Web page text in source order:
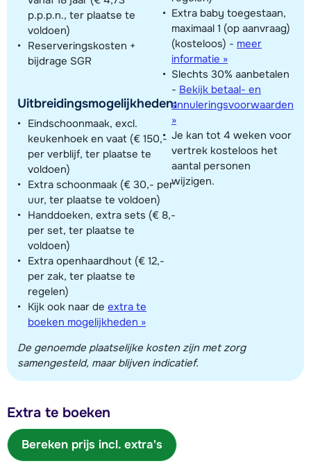
p.p.p.n., ter plaatse te
voldoen)
Reserveringskosten +
bijdrage SGR
Uitbreidingsmogelijkheden:
Eindschoonmaak, excl.
keukenhoek en vaat (€ 150,-
per verblijf, ter plaatse te
voldoen)
Extra schoonmaak (€ 30,- per
uur, ter plaatse te voldoen)
Handdoeken, extra sets (€ 8,-
per set, ter plaatse te
voldoen)
Extra openhaardhout (€ 12,-
per zak, ter plaatse te
regelen)
Kijk ook naar de extra te
boeken mogelijkheden »
Extra baby toegestaan,
maximaal 1 (op aanvraag)
(kosteloos) - meer
informatie »
Slechts 30% aanbetalen
- Bekijk betaal- en
annuleringsvoorwaarden
»
Je kan tot 4 weken voor
vertrek kosteloos het
aantal personen
wijzigen.
De genoemde plaatselijke kosten zijn met zorg
samengesteld, maar blijven indicatief.
Extra te boeken
Bereken prijs incl. extra's